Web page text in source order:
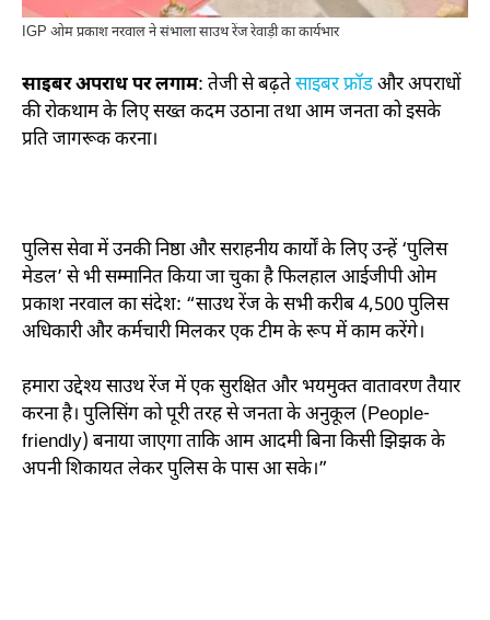
IGP ओम प्रकाश नरवाल ने संभाला साउथ रेंज रेवाड़ी का कार्यभार
साइबर अपराध पर लगाम: तेजी से बढ़तेसाइबर फ्रॉडऔर अपराधों
की रोकथाम के लिए सख्त कदम उठाना तथा आम जनता को इसके
प्रति जागरूक करना।
पुलिस सेवा में उनकी निष्ठा और सराहनीय कार्यों के लिए उन्हें ‘पुलिस
मेडल’ से भी सम्मानित किया जा चुका है फिलहाल आईजीपी ओम
प्रकाश नरवाल का संदेश: “साउथ रेंज के सभी करीब 4,500 पुलिस
अधिकारी और कर्मचारी मिलकर एक टीम के रूप में काम करेंगे।
हमारा उद्देश्य साउथ रेंज में एक सुरक्षित और भयमुक्त वातावरण तैयार
करना है। पुलिसिंग को पूरी तरह से जनता के अनुकूल (People-
friendly) बनाया जाएगा ताकि आम आदमी बिना किसी झिझक के
अपनी शिकायत लेकर पुलिस के पास आ सके।”